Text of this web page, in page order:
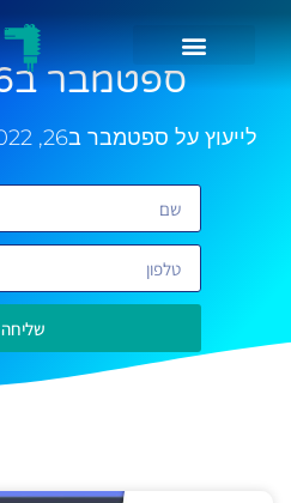
ספטמבר ב26, 2022
לייעוץ על ספטמבר ב26, 2022, מלאו פרטים בטופס.
שליחה